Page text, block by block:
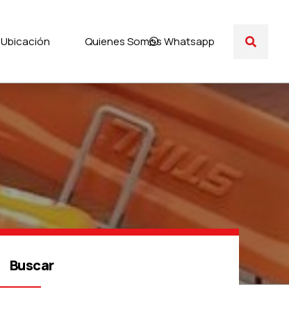
Whatsapp
Ubicación Quienes Somos
Buscar